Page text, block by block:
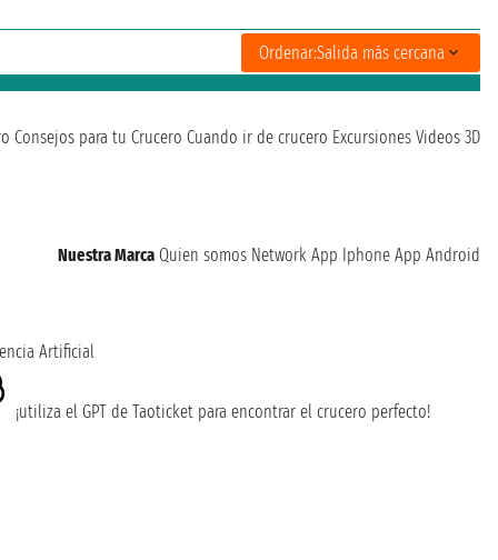
Ordenar:Salida más cercana
Consejos para tu Crucero Cuando ir de crucero Excursiones Videos 3D
Nuestra Marca Quien somos Network App Iphone App Android
Artificial
¡utiliza el GPT de Taoticket para encontrar el crucero perfecto!